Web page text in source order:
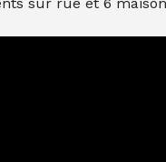
sur rue et 6